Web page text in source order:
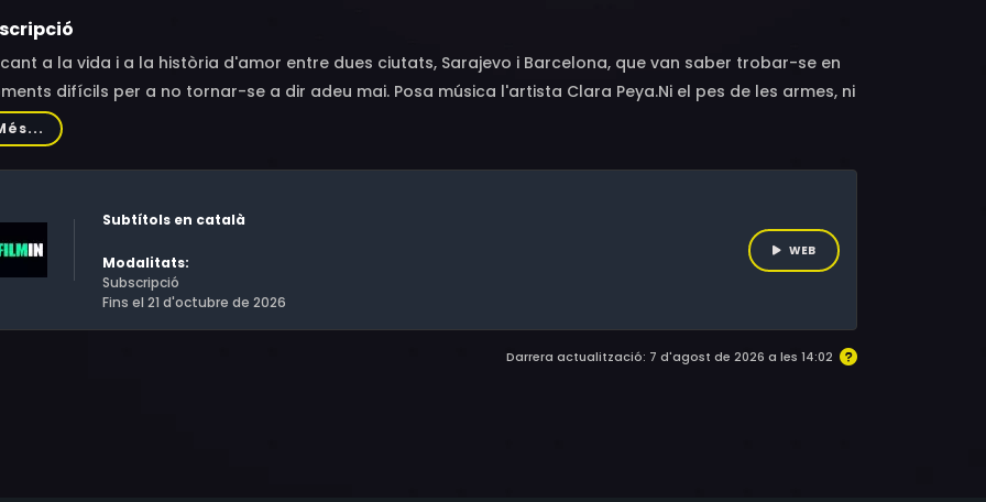
cant a la vida i a la història d'amor entre dues ciutats, Sarajevo i Barcelona, que van saber trobar-se en
difícils per a no tornar-se a dir adeu mai. Posa música l'artista Clara Peya.Ni el pes de les armes, ni
de la història, ni l'enveja d'aquells que volen un món «pur» han aconseguit acabar amb Sarajevo
avui dia, ressorgeix amb més força que mai. Božo Vrećo, el més revolucionari dels artistes dels Balcans,
a la perfecció l'ànima de la «ciutat innocent», i amb la seva actitud desacomplexada, basteix ponts
Subtítols en català
Modalitats:
Subscripció
Fins el 21 d'octubre de 2026
WEB
Darrera actualització: 7 d'agost de 2026 a les 14:02